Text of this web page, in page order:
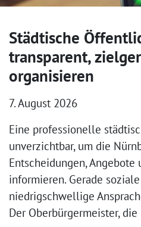
Städtische
transparent,
organisieren
7. August 2026
Eine professionelle
unverzichtbar, um die
Entscheidungen, Angebote
informieren. Gerade
niedrigschwellige
Der Oberbürgermeister,